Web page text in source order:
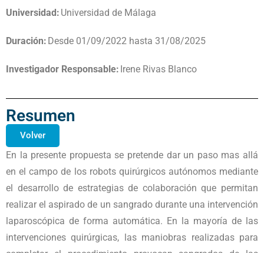
Universidad: Universidad de Málaga
Duración: Desde 01/09/2022 hasta 31/08/2025
Investigador Responsable: Irene Rivas Blanco
Resumen
Volver
En la presente propuesta se pretende dar un paso mas allá
en el campo de los robots quirúrgicos autónomos mediante
el desarrollo de estrategias de colaboración que permitan
realizar el aspirado de un sangrado durante una intervención
laparoscópica de forma automática. En la mayoría de las
intervenciones quirúrgicas, las maniobras realizadas para